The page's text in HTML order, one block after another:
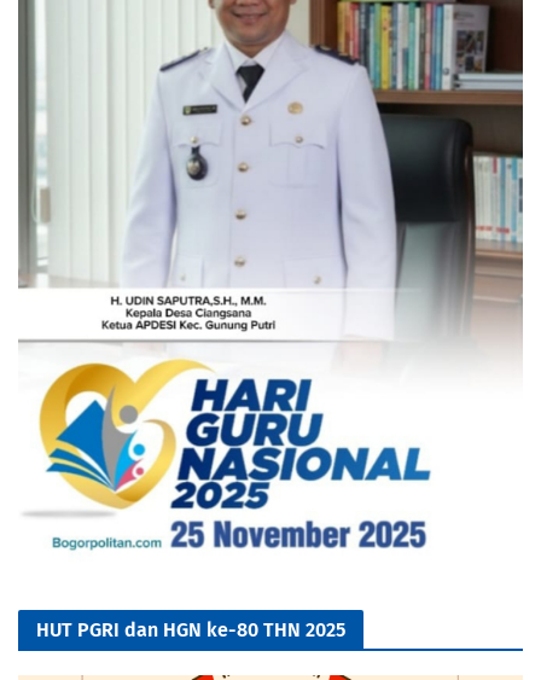
HUT PGRI dan HGN ke-80 THN 2025